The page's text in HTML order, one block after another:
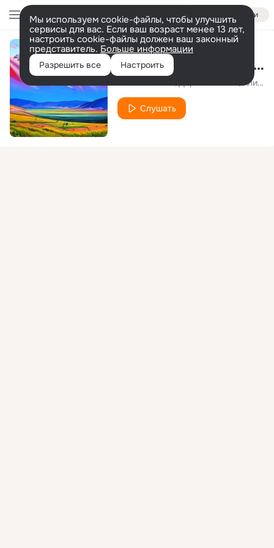
Войти
Мы используем cookie-файлы, чтобы улучшить
сервисы для вас. Если ваш возраст менее 13 лет,
настроить cookie-файлы должен ваш законный
представитель. Больше информации
Разрешить все Настроить Признание (песня про Абакан)
Алина Ковалева
Слушать